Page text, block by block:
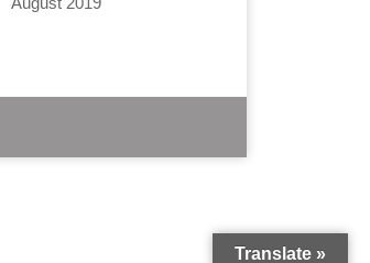
Translate »